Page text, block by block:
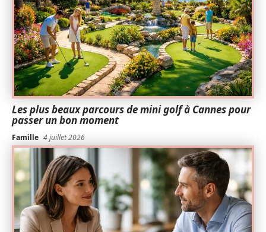
Les plus beaux parcours de mini golf à Cannes pour
passer un bon moment
Famille 4 juillet 2026